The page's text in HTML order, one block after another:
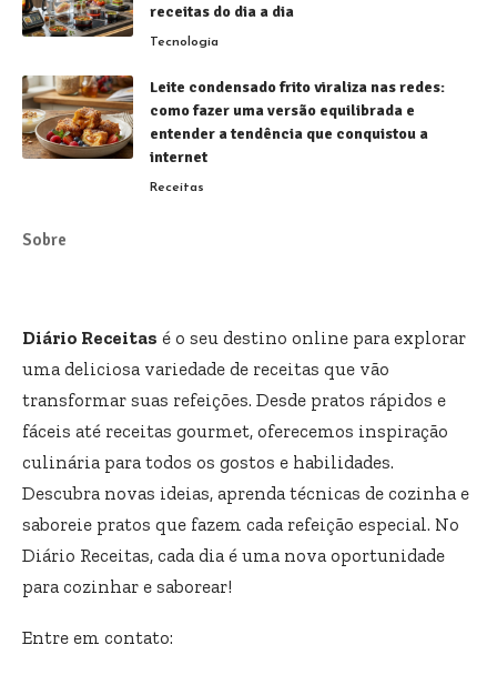
receitas do dia a dia
Tecnologia
Leite condensado frito viraliza nas redes:
como fazer uma versão equilibrada e
entender a tendência que conquistou a
internet
Receitas
Sobre
Diário Receitas é o seu destino online para explorar
uma deliciosa variedade de receitas que vão
transformar suas refeições. Desde pratos rápidos e
fáceis até receitas gourmet, oferecemos inspiração
culinária para todos os gostos e habilidades.
Descubra novas ideias, aprenda técnicas de cozinha e
saboreie pratos que fazem cada refeição especial. No
Diário Receitas, cada dia é uma nova oportunidade
para cozinhar e saborear!
Entre em contato: